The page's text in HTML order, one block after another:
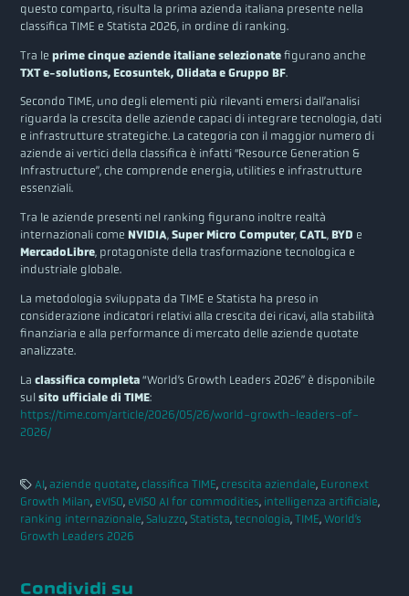
questo comparto, risulta la prima azienda italiana presente nella
classifica TIME e Statista 2026, in ordine di ranking.
Tra leprime cinque aziende italiane selezionate figurano anche
TXT e-solutions, Ecosuntek, Olidata e Gruppo BF.
Secondo TIME, uno degli elementi più rilevanti emersi dall’analisi
riguarda la crescita delle aziende capaci di integrare tecnologia, dati
e infrastrutture strategiche. La categoria con il maggior numero di
aziende ai vertici della classifica è infatti “Resource Generation &
Infrastructure”, che comprende energia, utilities e infrastrutture
essenziali.
Tra le aziende presenti nel ranking figurano inoltre realtà
internazionali comeNVIDIA,Super Micro Computer,CATL,BYD e
MercadoLibre, protagoniste della trasformazione tecnologica e
industriale globale.
La metodologia sviluppata da TIME e Statista ha preso in
considerazione indicatori relativi alla crescita dei ricavi, alla stabilità
finanziaria e alla performance di mercato delle aziende quotate
analizzate.
Laclassifica completa “World’s Growth Leaders 2026” è disponibile
sulsito ufficiale di TIME:
https://time.com/article/2026/05/26/world-growth-leaders-of-
2026/
AI,aziende quotate, classifica TIME, crescita aziendale, Euronext
Growth Milan, eVISO, eVISO AI for commodities, intelligenza artificiale,
ranking internazionale,Saluzzo,Statista,tecnologia,TIME,World’s
Growth Leaders 2026
Condividi su